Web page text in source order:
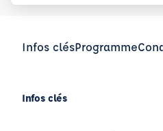
Infos clésProgramme
Infos clés